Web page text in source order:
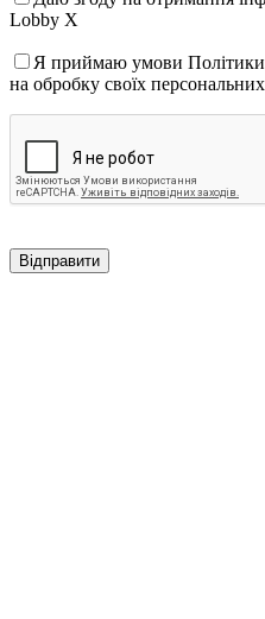
Lobby X
Я приймаю умови Політики
на обробку своїх